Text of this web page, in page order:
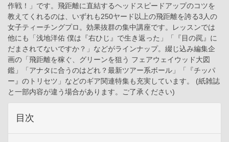
作戦！」です。飛距離に直結するヘッドスピードアップのコツを
教えてくれるのは、いずれも250ヤード以上の飛距離を誇る3人の
女子ティーチングプロ。効果抜群の集中講座です。レッスンでは
他にも「浅地洋佑 僕は『右ひじ』で生き返った」「『目の罠』に
だまされてないですか？」などがラインナップ。綴じ込み編集企
画の「飛距離を稼ぐ、グリーンを狙う フェアウェイウッド大図
鑑」「アナタに合うのはどれ？最新ツアー系ボール」「『チッパ
ー』のトリセツ」などのギア関連特集も充実しています。 (紙雑誌
と一部内容が違う場合があります。ご了承ください)
目次